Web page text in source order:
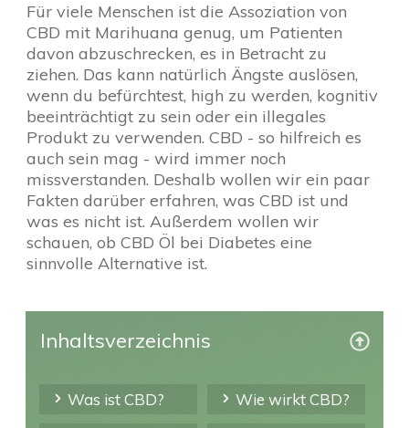
Für viele Menschen ist die Assoziation von
CBD mit Marihuana genug, um Patienten
davon abzuschrecken, es in Betracht zu
ziehen. Das kann natürlich Ängste auslösen,
wenn du befürchtest, high zu werden, kognitiv
beeinträchtigt zu sein oder ein illegales
Produkt zu verwenden. CBD - so hilfreich es
auch sein mag - wird immer noch
missverstanden. Deshalb wollen wir ein paar
Fakten darüber erfahren, was CBD ist und
was es nicht ist. Außerdem wollen wir
schauen, ob CBD Öl bei Diabetes eine
sinnvolle Alternative ist.
Inhaltsverzeichnis
Was ist CBD? Wie wirkt CBD?